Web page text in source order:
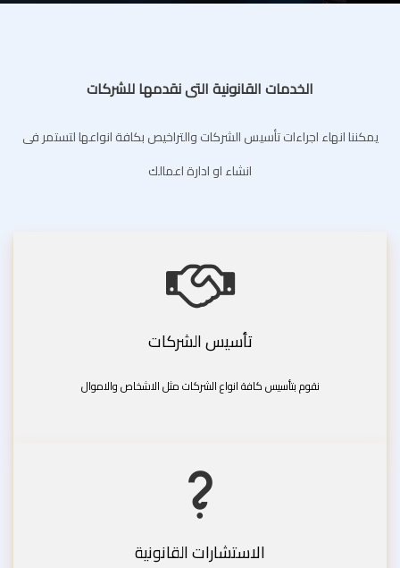
الخدمات القانونية التى نقدمها للشركات
يمكننا انهاء اجراءات تأسيس الشركات والتراخيص بكافة انواعها لتستمر فى
انشاء او ادارة اعمالك
تأسيس الشركات
نقوم بتأسيس كافة انواع الشركات مثل الاشخاص والاموال
الاستشارات القانونية